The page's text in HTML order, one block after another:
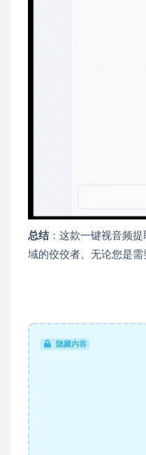
总结：这款一键视音频
域的佼佼者。无论您是
隐藏内容